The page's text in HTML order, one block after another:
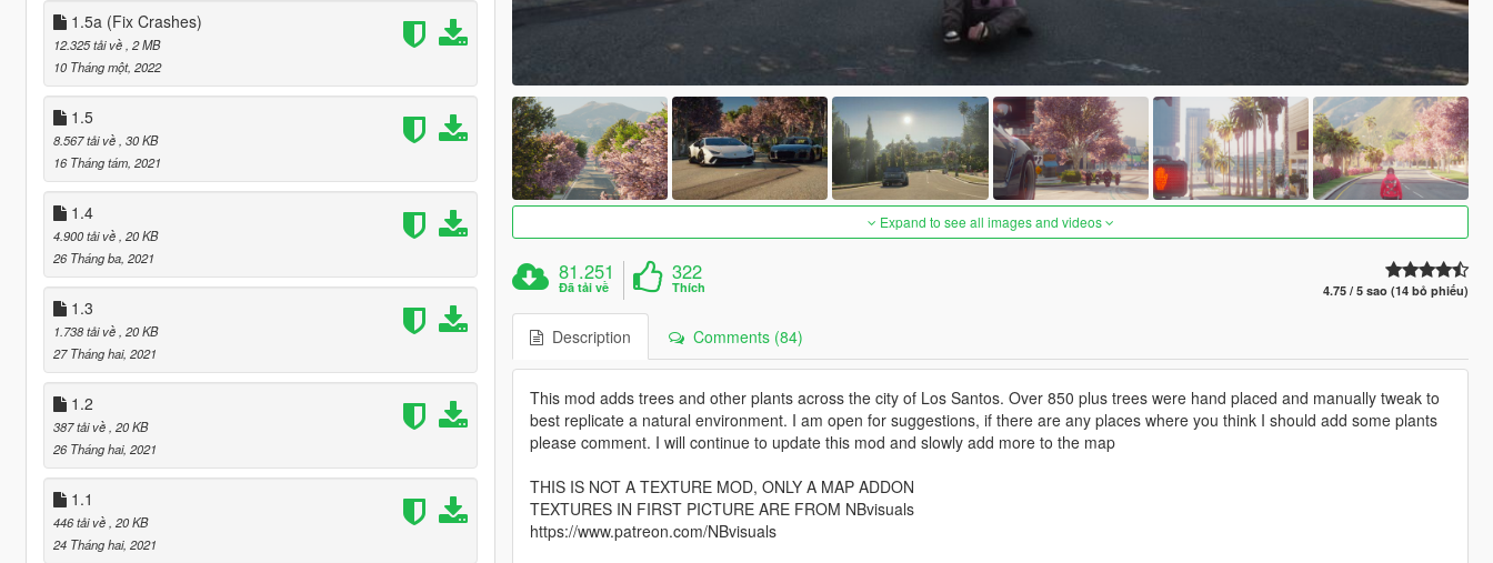
1.5a (Fix Crashes)
12.325 tải về , 2 MB
10 Tháng một, 2022
1.5
8.567 tải về , 30 KB
16 Tháng tám, 2021
1.4
4.900 tải về , 20 KB
26 Tháng ba, 2021
1.3
1.738 tải về , 20 KB
27 Tháng hai, 2021
1.2
387 tải về , 20 KB
26 Tháng hai, 2021
1.1
446 tải về , 20 KB
24 Tháng hai, 2021
Expand to see all images and videos
81.251
Đã tải về
322
Thích 4.75 / 5 sao (14 bỏ phiếu)
Description Comments (84)
This mod adds trees and other plants across the city of Los Santos. Over 850 plus trees were hand placed and manually tweak to
best replicate a natural environment. I am open for suggestions, if there are any places where you think I should add some plants
please comment. I will continue to update this mod and slowly add more to the map
THIS IS NOT A TEXTURE MOD, ONLY A MAP ADDON
TEXTURES IN FIRST PICTURE ARE FROM NBvisuals
https://www.patreon.com/NBvisuals